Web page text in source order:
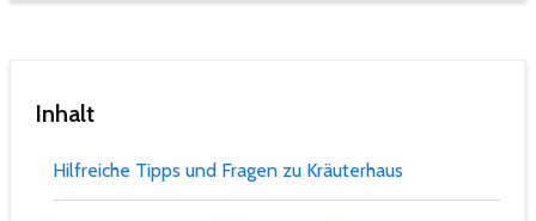
Inhalt
Hilfreiche Tipps und Fragen zu Kräuterhaus